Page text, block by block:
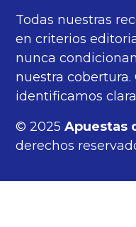
Todas nuestras
en criterios
nunca
nuestra cobertura.
identificamos
© 2025Apuestas
derechos